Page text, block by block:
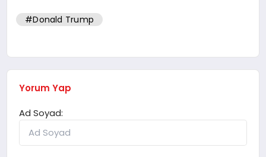
#Donald Trump
Yorum Yap
Ad Soyad: